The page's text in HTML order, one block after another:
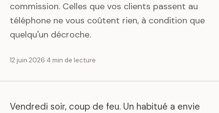
commission. Celles que vos clients passent au
téléphone ne vous coûtent rien, à condition que
quelqu'un décroche.
12 juin 2026·4 min de lecture
Vendredi soir, coup de feu. Un habitué a envie